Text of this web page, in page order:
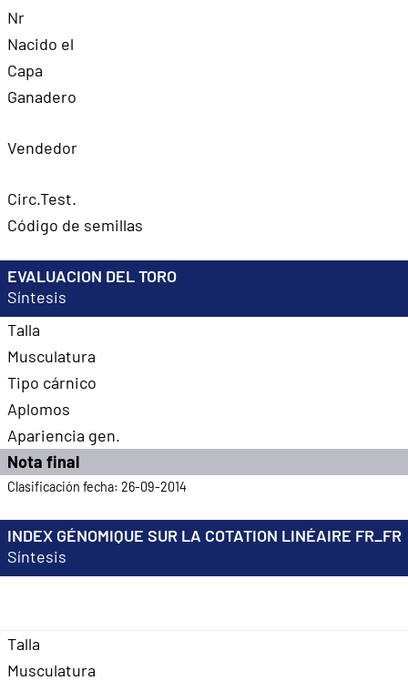
Nr
Nacido el
Capa
Ganadero
Vendedor
Circ.Test.
Código de semillas
EVALUACION DEL TORO
Síntesis
Talla
Musculatura
Tipo cárnico
Aplomos
Apariencia gen.
Nota final
Clasificación fecha: 26-09-2014
INDEX GÉNOMIQUE SUR LA COTATION LINÉAIRE FR_FR
Síntesis
Talla
Musculatura